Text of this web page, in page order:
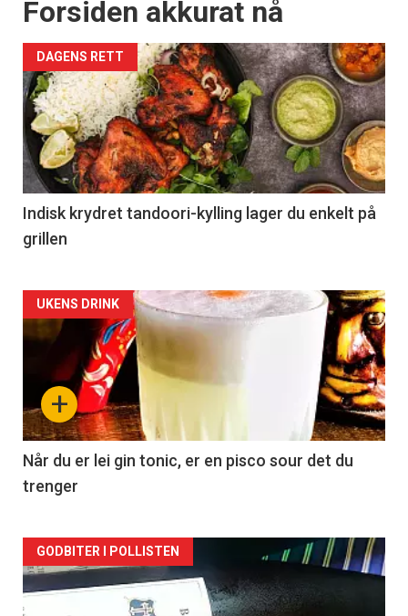
Forsiden akkurat nå
DAGENS RETT
Indisk krydret tandoori-kylling lager du enkelt på
grillen
Forsiden
akkurat
nå
-
2
+
UKENS DRINK
Når du er lei gin tonic, er en pisco sour det du
trenger
Forsiden
akkurat
GODBITER I POLLISTEN